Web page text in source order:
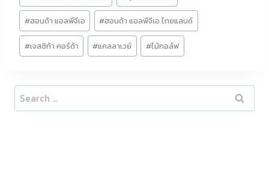
#ฮอนด้า แอลพีจีเอ #ฮอนด้า แอลพีจีเอ ไทยแลนด์
#เจสซิก้า คอร์ด้า #แคลลาเวย์ #ไม้กอล์ฟ
Search
for: